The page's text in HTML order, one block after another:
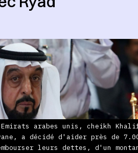
arabes unis, cheikh
a décidé d'aider près de
leurs dettes, d'un